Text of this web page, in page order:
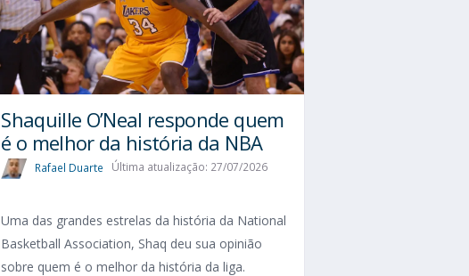
Shaquille O’Neal responde quem
é o melhor da história da NBA
Rafael Duarte Última atualização: 27/07/2026
Uma das grandes estrelas da história da National
Basketball Association, Shaq deu sua opinião
sobre quem é o melhor da história da liga.